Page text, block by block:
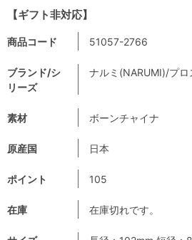
【ギフト非対応】
商品コード 51057-2766
ブランド/シ
リーズ
ナルミ(NARUMI)/プロ
素材 ボーンチャイナ
原産国 日本
ポイント 105
在庫 在庫切れです。